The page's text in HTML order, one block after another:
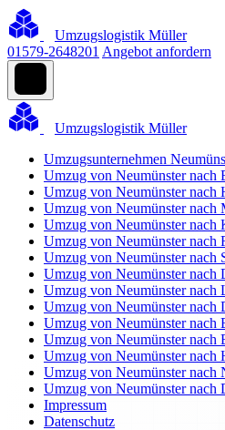
Umzugslogistik Müller
01579-2648201 Angebot anfordern
Umzugslogistik Müller
Umzugsunternehmen
Umzug von Neumünster nach
Umzug von Neumünster nach
Umzug von Neumünster nach
Umzug von Neumünster nach
Umzug von Neumünster nach
Umzug von Neumünster nach
Umzug von Neumünster nach
Umzug von Neumünster nach
Umzug von Neumünster nach
Umzug von Neumünster nach
Umzug von Neumünster nach
Umzug von Neumünster nach
Umzug von Neumünster nach
Umzug von Neumünster nach
Impressum
Datenschutz